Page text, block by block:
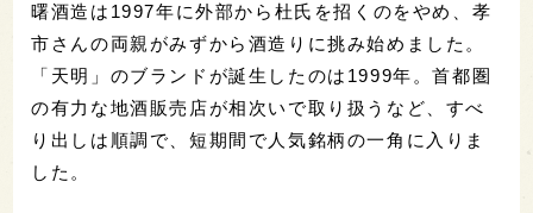
曙酒造は1997年に外部から杜氏を招くのをやめ、孝
市さんの両親がみずから酒造りに挑み始めました。
「天明」のブランドが誕生したのは1999年。首都圏
の有力な地酒販売店が相次いで取り扱うなど、すべ
り出しは順調で、短期間で人気銘柄の一角に入りま
した。